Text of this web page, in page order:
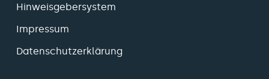
Hinweisgebersystem
Impressum
Datenschutzerklärung